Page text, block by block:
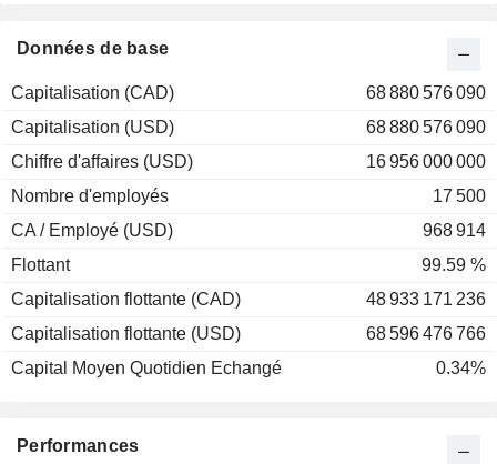
Performances
Données de base
Capitalisation (CAD)
68 880 576 090
Capitalisation (USD)
68 880 576 090
Chiffre d'affaires (USD)
16 956 000 000
Nombre d'employés
17 500
CA / Employé (USD)
968 914
Flottant
99.59 %
Capitalisation flottante (CAD)
48 933 171 236
Capitalisation flottante (USD)
68 596 476 766
Capital Moyen Quotidien Echangé
0.34%
1999
1997
1996
1991
+26,11%
1990
+38,10%
1989
1987